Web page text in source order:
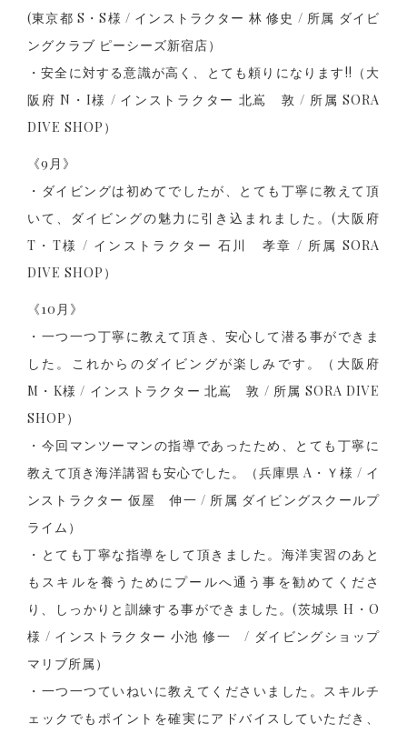
(東京都 S・S様 / インストラクター 林 修史 / 所属 ダイビ
ングクラブ ピーシーズ新宿店）
・安全に対する意識が高く、とても頼りになります!!（大
阪府 N・I様 / インストラクター 北嶌 敦 / 所属 SORA
DIVE SHOP）
《9月》
・ダイビングは初めてでしたが、とても丁寧に教えて頂
いて、ダイビングの魅力に引き込まれました。(大阪府
T・T様 / インストラクター 石川 孝章 / 所属 SORA
DIVE SHOP）
《10月》
・一つ一つ丁寧に教えて頂き、安心して潜る事ができま
した。これからのダイビングが楽しみです。（大阪府
M・K様 / インストラクター 北嶌 敦 / 所属 SORA DIVE
SHOP）
・今回マンツーマンの指導であったため、とても丁寧に
教えて頂き海洋講習も安心でした。（兵庫県 A・Ｙ様 / イ
ンストラクター 仮屋 伸一 / 所属 ダイビングスクールプ
ライム）
・とても丁寧な指導をして頂きました。海洋実習のあと
もスキルを養うためにプールへ通う事を勧めてくださ
り、しっかりと訓練する事ができました。(茨城県 H・O
様 / インストラクター 小池 修一 / ダイビングショップ
マリブ所属）
・一つ一つていねいに教えてくださいました。スキルチ
ェックでもポイントを確実にアドバイスしていただき、